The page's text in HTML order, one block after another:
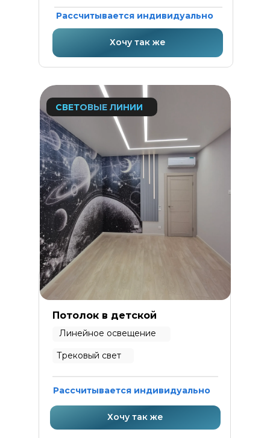
Рассчитывается индивидуально
Потолок в детской
СВЕТОВЫЕ ЛИНИИ
Трековый свет
Линейное освещение
Хочу так же
Рассчитывается индивидуально
Хочу так же